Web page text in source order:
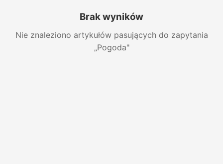
Brak wyników
Nie znaleziono artykułów pasujących do zapytania
„Pogoda"